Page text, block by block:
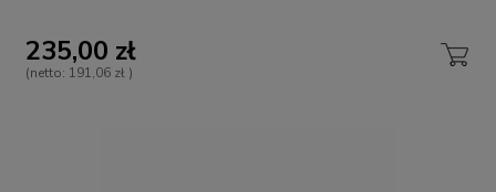
235,00 zł
(netto: 191,06 zł )